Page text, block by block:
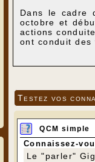
Dans le cadre
octobre et
actions
ont conduit des
de Gignères
Mais l'action la
de la sole ont
forme à
Testez vos
QCM simple
Connaissez-
Le "parler"